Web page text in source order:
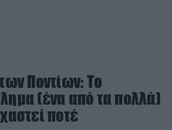
Ποντίων: Το
(ένα από τα πολλά)
ποτέ